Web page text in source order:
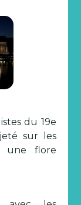
du 19e
sur les
une flore